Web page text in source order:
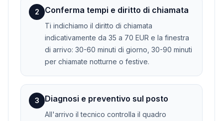
2 Conferma tempi e diritto di chiamata
Ti indichiamo il diritto di chiamata
indicativamente da 35 a 70 EUR e la finestra
di arrivo: 30-60 minuti di giorno, 30-90 minuti
per chiamate notturne o festive.
3 Diagnosi e preventivo sul posto
All'arrivo il tecnico controlla il quadro